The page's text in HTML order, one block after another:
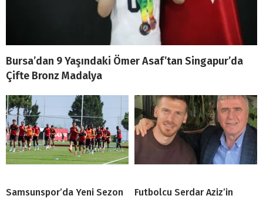
Bursa’dan 9 Yaşındaki Ömer Asaf’tan Singapur’da
Çifte Bronz Madalya
Samsunspor’da Yeni Sezon
Futbolcu Serdar Aziz’in